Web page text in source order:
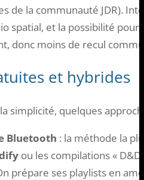
de la communauté JDR).
spatial, et la possibilité
donc moins de recul
et hybrides
simplicité, quelques
Bluetooth : la méthode la
ou les compilations «
prépare ses playlists en